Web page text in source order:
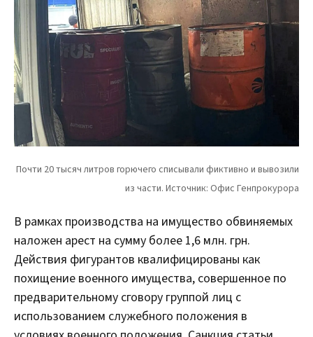
В рамках производства на имущество обвиняемых
наложен арест на сумму более 1,6 млн. грн.
Действия фигурантов квалифицированы как
похищение военного имущества, совершенное по
предварительному сговору группой лиц с
использованием служебного положения в